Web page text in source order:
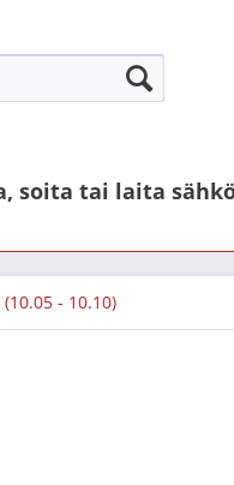
soita tai laita
(10.05 - 10.10)